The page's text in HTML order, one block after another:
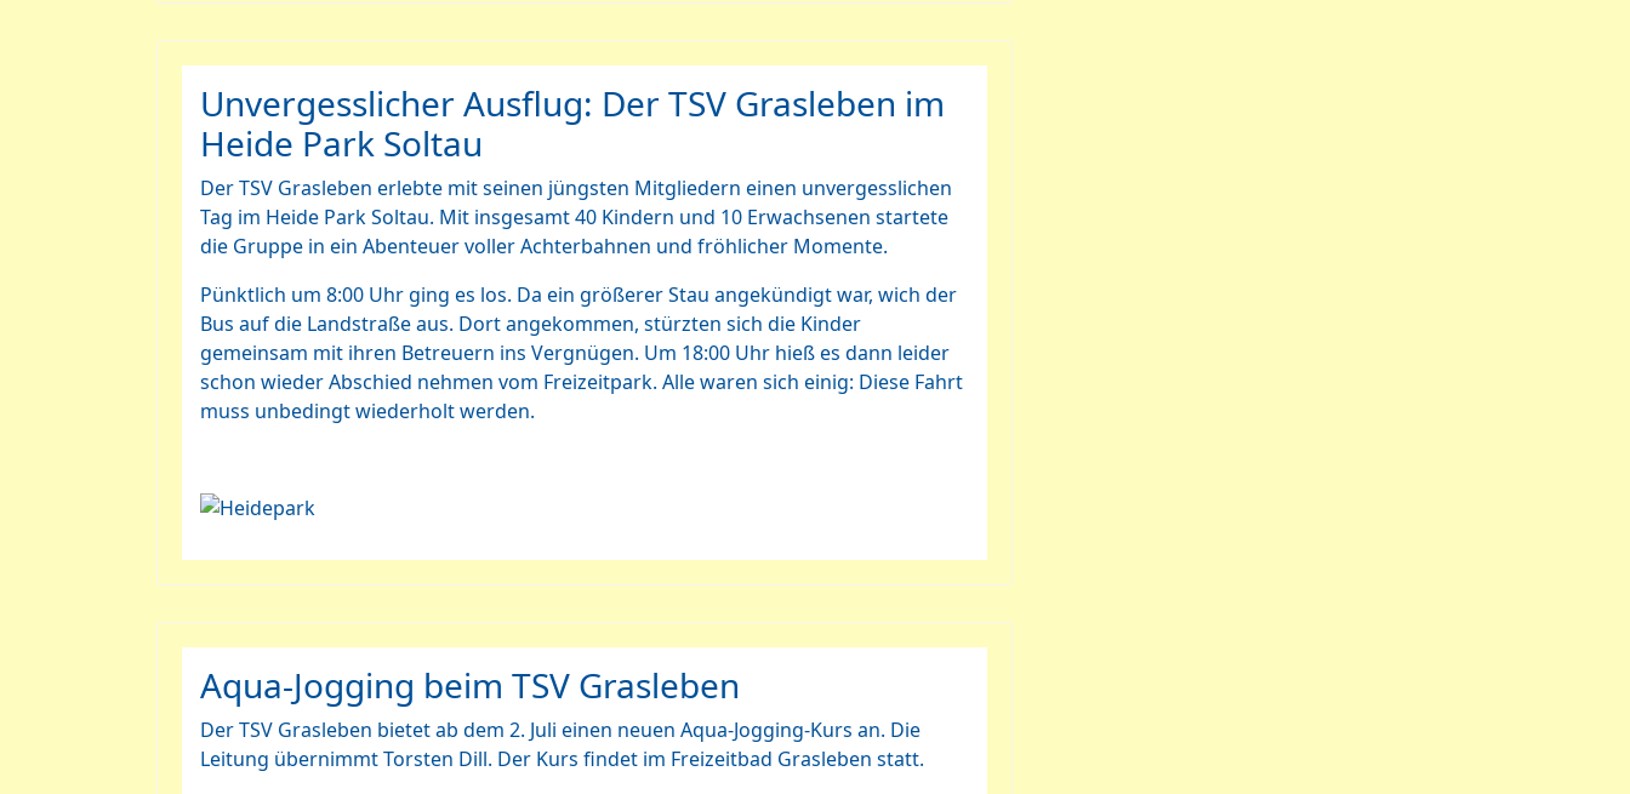
Unvergesslicher Ausflug: Der TSV Grasleben im
Heide Park Soltau
Der TSV Grasleben erlebte mit seinen jüngsten Mitgliedern einen unvergesslichen
Tag im Heide Park Soltau. Mit insgesamt 40 Kindern und 10 Erwachsenen startete
die Gruppe in ein Abenteuer voller Achterbahnen und fröhlicher Momente.
Pünktlich um 8:00 Uhr ging es los. Da ein größerer Stau angekündigt war, wich der
Bus auf die Landstraße aus. Dort angekommen, stürzten sich die Kinder
gemeinsam mit ihren Betreuern ins Vergnügen. Um 18:00 Uhr hieß es dann leider
schon wieder Abschied nehmen vom Freizeitpark. Alle waren sich einig: Diese Fahrt
muss unbedingt wiederholt werden.
Aqua-Jogging beim TSV Grasleben
Der TSV Grasleben bietet ab dem 2. Juli einen neuen Aqua-Jogging-Kurs an. Die
Leitung übernimmt Torsten Dill. Der Kurs findet im Freizeitbad Grasleben statt.